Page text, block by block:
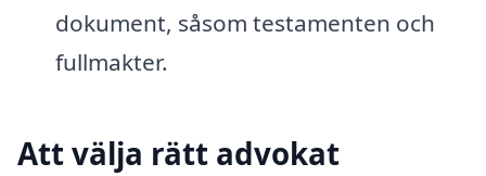
dokument, såsom testamenten och
fullmakter.
Att välja rätt advokat